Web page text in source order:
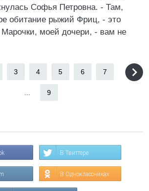
Софья Петровна. - Там,
обитание рыжий Фриц, - это
моей дочери, - вам не
3 4 5 6 7
9
В Твиттере
В Одноклассниках